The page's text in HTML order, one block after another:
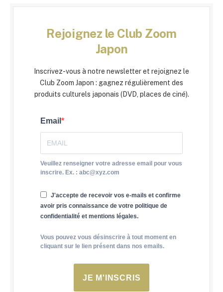
Rejoignez le Club Zoom
Japon
Inscrivez-vous à notre newsletter et rejoignez le
Club Zoom Japon : gagnez régulièrement des
produits culturels japonais (DVD, places de ciné).
Email
Veuillez renseigner votre adresse email pour vous
inscrire. Ex. : abc@xyz.com
J'accepte de recevoir vos e-mails et confirme
avoir pris connaissance de votre politique de
confidentialité et mentions légales.
Vous pouvez vous désinscrire à tout moment en
cliquant sur le lien présent dans nos emails.
JE M'INSCRIS